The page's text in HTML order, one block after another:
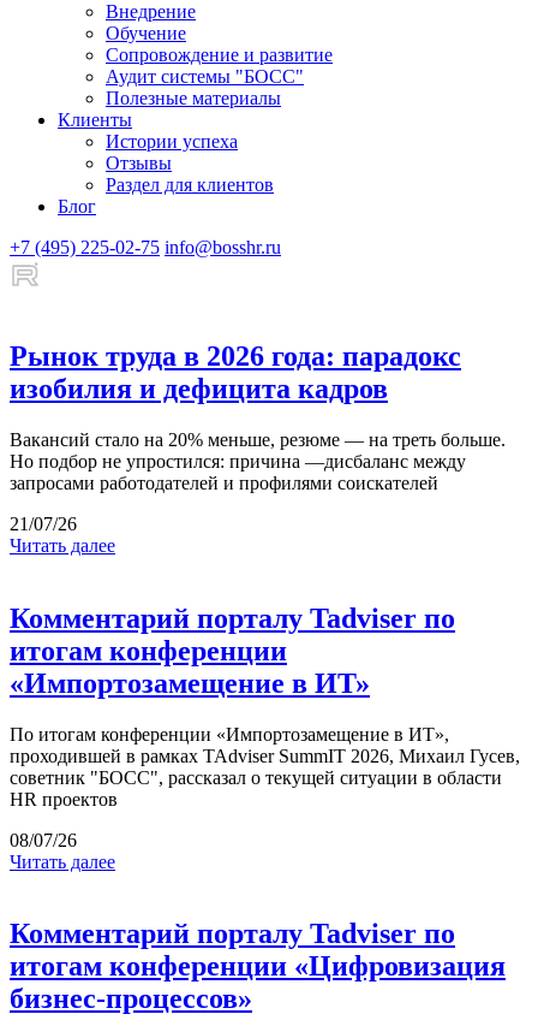
Внедрение
Обучение
Сопровождение и развитие
Аудит системы "БОСС"
Полезные материалы
Клиенты
Истории успеха
Отзывы
Раздел для клиентов
Блог
+7 (495) 225-02-75 info@bosshr.ru
Рынок труда в 2026 года: парадокс
изобилия и дефицита кадров
Вакансий стало на 20% меньше, резюме — на треть больше.
Но подбор не упростился: причина —дисбаланс между
запросами работодателей и профилями соискателей
21/07/26
Читать далее
Комментарий порталу Tadviser по
итогам конференции
«Импортозамещение в ИТ»
По итогам конференции «Импортозамещение в ИТ»,
проходившей в рамках TAdviser SummIT 2026, Михаил Гусев,
советник "БОСС", рассказал о текущей ситуации в области
HR проектов
08/07/26
Читать далее
Комментарий порталу Tadviser по
итогам конференции «Цифровизация
бизнес-процессов»